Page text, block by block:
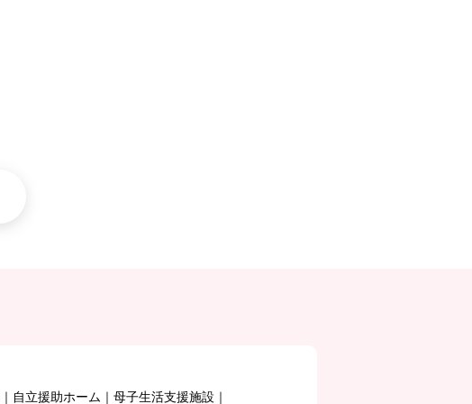
自立援助ホーム 母子生活支援施設